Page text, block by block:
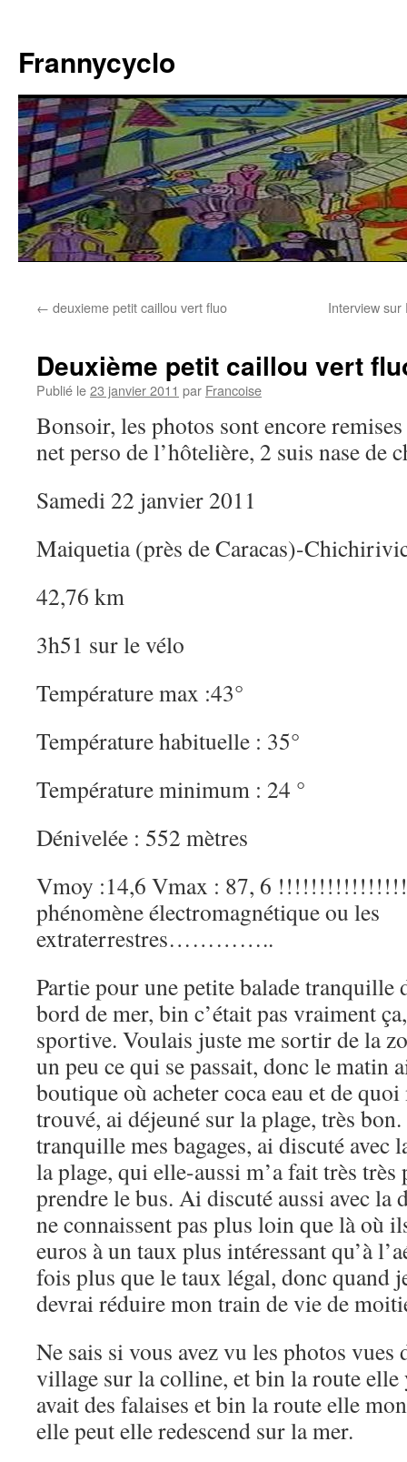
contenu
Frannycyclo
← deuxieme petit caillou vert fluo Interview
Deuxième petit caillou vert
Publié le23 janvier 2011 par Francoise
Bonsoir, les photos sont encore
net perso de l’hôtelière, 2 suis nase de
Samedi 22 janvier 2011
Maiquetia (près de Caracas)-
42,76 km
3h51 sur le vélo
Température max :43°
Température habituelle : 35°
Température minimum : 24 °
Dénivelée : 552 mètres
Vmoy :14,6 Vmax : 87, 6
phénomène électromagnétique ou les
extraterrestres…………..
Partie pour une petite balade tranquille
bord de mer, bin c’était pas vraiment
sportive. Voulais juste me sortir de la
un peu ce qui se passait, donc le matin
boutique où acheter coca eau et de
trouvé, ai déjeuné sur la plage, très
tranquille mes bagages, ai discuté avec
la plage, qui elle-aussi m’a fait très très
prendre le bus. Ai discuté aussi avec la
ne connaissent pas plus loin que là où
euros à un taux plus intéressant qu’à
fois plus que le taux légal, donc quand
devrai réduire mon train de vie de
Ne sais si vous avez vu les photos
village sur la colline, et bin la route elle
avait des falaises et bin la route elle
elle peut elle redescend sur la mer.